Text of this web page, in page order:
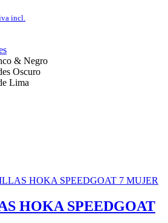
€.
incl.
Este
producto
tiene
múltiples
página
producto
HOKA SPEEDGOAT